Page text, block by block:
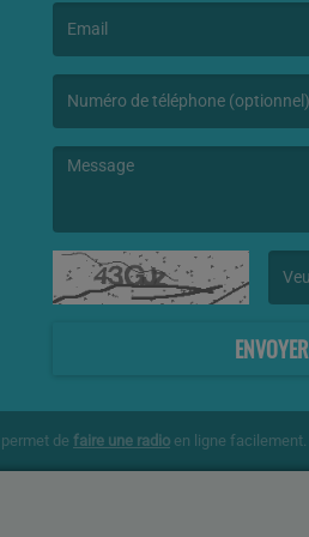
ENVOYER
de faire une radio en ligne facilement.